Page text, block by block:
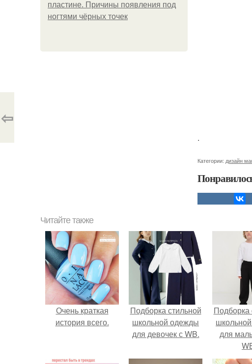
пластине. Причины появления под
ногтями чёрных точек
.
Категории: дизайн
⇦
Читайте также
Очень краткая
история всего.
Подборка стильной
школьной одежды
для девочек с WB.
Подборка
для